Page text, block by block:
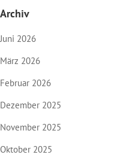
Archiv
Juni 2026
März 2026
Februar 2026
Dezember 2025
November 2025
Oktober 2025